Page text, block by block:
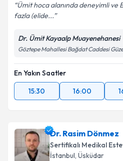
Ümit hoca alanında deneyimli ve
fazla (elide...
Dr. Ümit Kayaalp Muayenehanesi
Göztepe Mahallesi Bağdat Caddesi
En Yakın Saatler
15:30
16:00
Dr. Rasim Dönmez
Sertifikalı Medikal
İstanbul, Üsküdar